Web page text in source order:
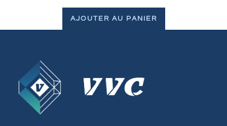
AJOUTER AU PANIER